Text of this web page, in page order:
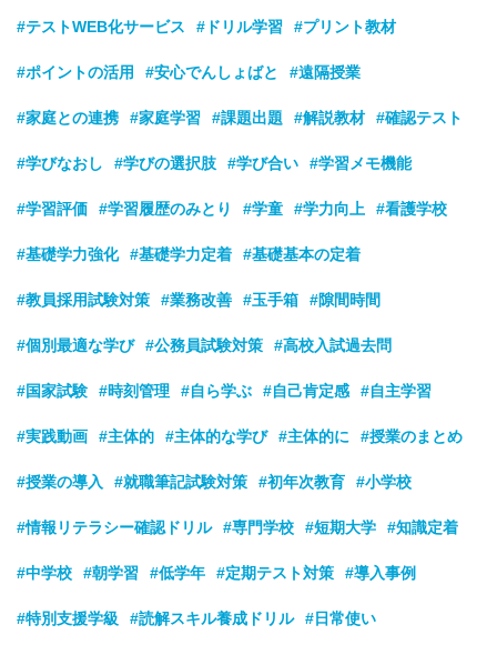
#テストWEB化サービス #ドリル学習 #プリント教材
#ポイントの活用 #安心でんしょばと #遠隔授業
#家庭との連携 #家庭学習 #課題出題 #解説教材 #確認テスト
#学びなおし #学びの選択肢 #学び合い #学習メモ機能
#学習評価 #学習履歴のみとり #学童 #学力向上 #看護学校
#基礎学力強化 #基礎学力定着 #基礎基本の定着
#教員採用試験対策 #業務改善 #玉手箱 #隙間時間
#個別最適な学び #公務員試験対策 #高校入試過去問
#国家試験 #時刻管理 #自ら学ぶ #自己肯定感 #自主学習
#実践動画 #主体的 #主体的な学び #主体的に #授業のまとめ
#授業の導入 #就職筆記試験対策 #初年次教育 #小学校
#情報リテラシー確認ドリル #専門学校 #短期大学 #知識定着
#中学校 #朝学習 #低学年 #定期テスト対策 #導入事例
#特別支援学級 #読解スキル養成ドリル #日常使い